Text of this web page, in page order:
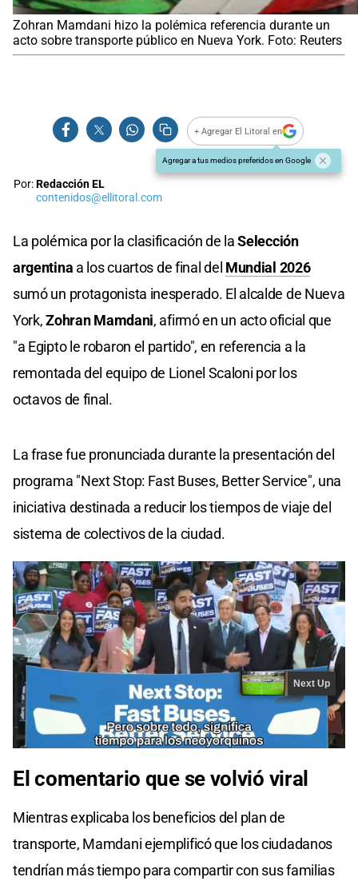
Zohran Mamdani hizo la polémica referencia durante un
acto sobre transporte público en Nueva York. Foto: Reuters
+ Agregar El Litoral en
Agregar a tus medios preferidos en Google
Por:Redacción EL
contenidos@ellitoral.com
La polémica por la clasificación de laSelección
argentina a los cuartos de final del Mundial 2026
sumó un protagonista inesperado. El alcalde de Nueva
York,Zohran Mamdani, afirmó en un acto oficial que
"a Egipto le robaron el partido", en referencia a la
remontada del equipo de Lionel Scaloni por los
octavos de final.
La frase fue pronunciada durante la presentación del
programa "Next Stop: Fast Buses, Better Service", una
iniciativa destinada a reducir los tiempos de viaje del
sistema de colectivos de la ciudad.
El comentario que se volvió viral
Mientras explicaba los beneficios del plan de
transporte, Mamdani ejemplificó que los ciudadanos
tendrían más tiempo para compartir con sus familias